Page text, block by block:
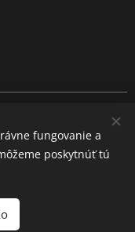
fungovanie a
poskytnúť tú